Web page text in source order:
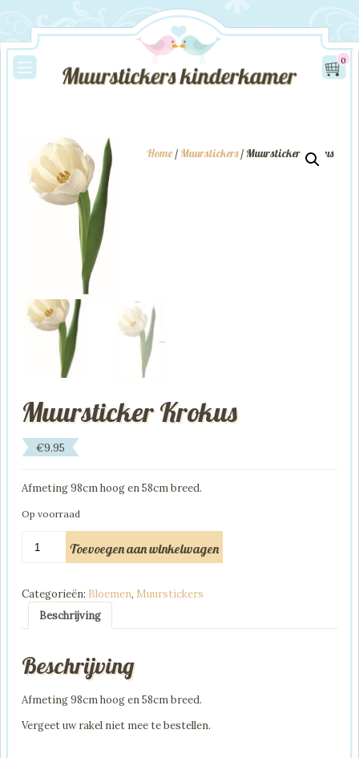
0
Home / Muurstickers/ Muursticker Krokus
Muursticker Krokus
€9.95
Afmeting 98cm hoog en 58cm breed.
Op voorraad
Krokus
Toevoegen aan winkelwagen
Categorieën: Bloemen, Muurstickers
Beschrijving
Beschrijving
Afmeting 98cm hoog en 58cm breed.
Vergeet uw rakel niet mee te bestellen.